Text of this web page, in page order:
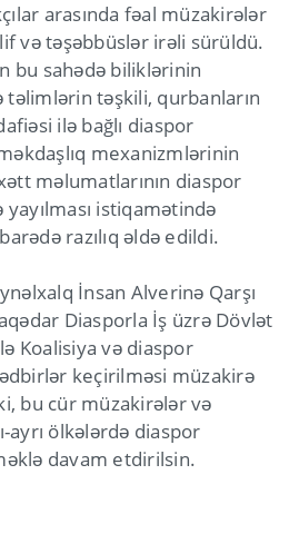
arasında fəal müzakirələr
və təşəbbüslər irəli sürüldü.
bu sahədə biliklərinin
təlimlərin təşkili, qurbanların
ilə bağlı diaspor
mexanizmlərinin
məlumatlarının diaspor
istiqamətində
razılıq əldə edildi.
İnsan Alverinə Qarşı
Diasporla İş üzrə Dövlət
Koalisiya və diaspor
keçirilməsi müzakirə
bu cür müzakirələr və
ölkələrdə diaspor
davam etdirilsin.